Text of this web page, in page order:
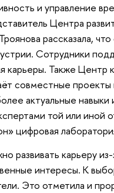
и управление
Центра
рассказала, что
Сотрудники
карьеры. Также Центр
совместные проекты
актуальные навыки
той или иной
цифровая
развивать карьеру из-
интересы. К
Это отметила и